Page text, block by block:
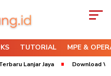
TUTORIAL MPE &
Lanjar Jaya Download